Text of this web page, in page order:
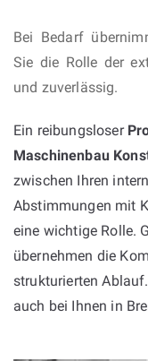
Bei Bedarf
Sie die Rolle der
und zuverlässig.
Ein reibungsloser
Maschinenbau
zwischen Ihren
Abstimmungen mit
eine wichtige Rolle.
übernehmen die
strukturierten
auch bei Ihnen in